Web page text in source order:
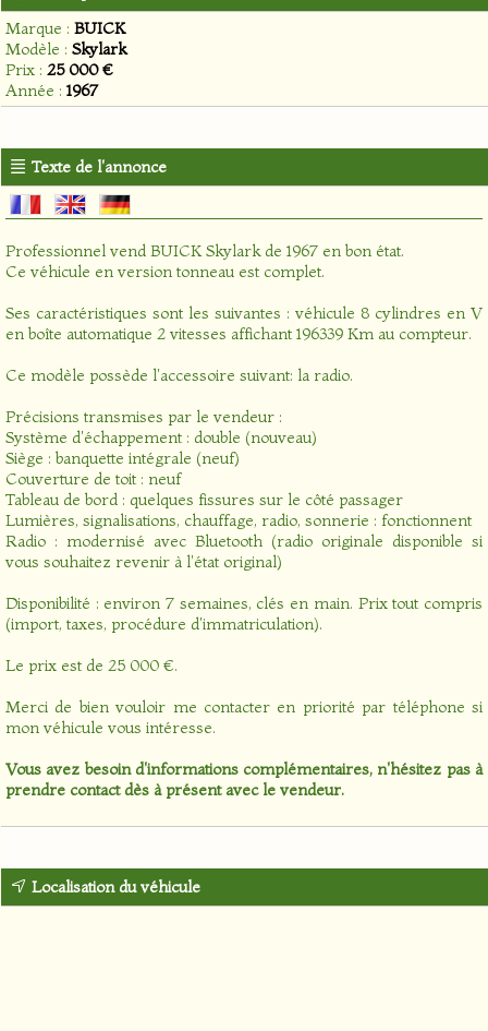
Marque : BUICK
Modèle : Skylark
Prix : 25 000 €
Année : 1967
Texte de l'annonce
Professionnel vend BUICK Skylark de 1967 en bon état.
Ce véhicule en version tonneau est complet.
Ses caractéristiques sont les suivantes : véhicule 8 cylindres en V
en boîte automatique 2 vitesses affichant 196339 Km au compteur.
Ce modèle possède l'accessoire suivant: la radio.
Précisions transmises par le vendeur :
Système d'échappement : double (nouveau)
Siège : banquette intégrale (neuf)
Couverture de toit : neuf
Tableau de bord : quelques fissures sur le côté passager
Lumières, signalisations, chauffage, radio, sonnerie : fonctionnent
Radio : modernisé avec Bluetooth (radio originale disponible si
vous souhaitez revenir à l'état original)
Disponibilité : environ 7 semaines, clés en main. Prix tout compris
(import, taxes, procédure d'immatriculation).
Le prix est de 25 000 €.
Merci de bien vouloir me contacter en priorité par téléphone si
mon véhicule vous intéresse.
Vous avez besoin d'informations complémentaires, n'hésitez pas à
prendre contact dès à présent avec le vendeur.
Localisation du véhicule